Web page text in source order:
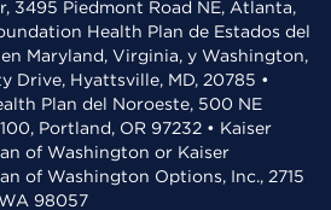
3495 Piedmont Road NE, Atlanta,
Health Plan de Estados del
Maryland, Virginia, y Washington,
Drive, Hyattsville, MD, 20785 •
Plan del Noroeste, 500 NE
Portland, OR 97232 • Kaiser
of Washington or Kaiser
of Washington Options, Inc., 2715
98057